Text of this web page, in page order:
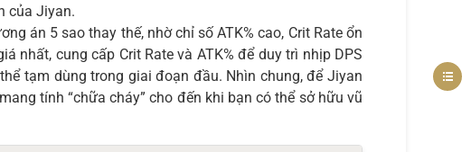
của Jiyan.
án 5 sao thay thế, nhờ chỉ số ATK% cao, Crit Rate ổn
nhất, cung cấp Crit Rate và ATK% để duy trì nhịp DPS
tạm dùng trong giai đoạn đầu. Nhìn chung, để Jiyan
tính “chữa cháy” cho đến khi bạn có thể sở hữu vũ